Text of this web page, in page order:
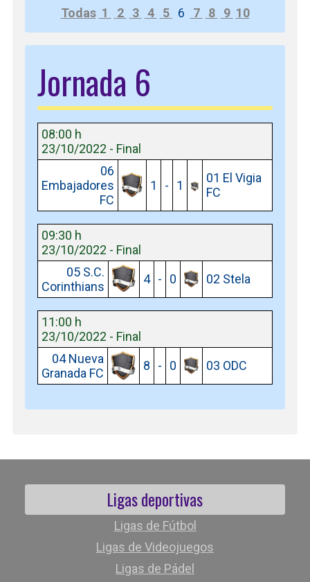
Todas 1 2 3 4 5 6 7 8 9 10
Jornada 6
08:00 h
23/10/2022 - Final
06
Embajadores
FC
1 - 1
01 El Vigia
FC
09:30 h
23/10/2022 - Final
05 S.C.
Corinthians
4 - 0 02 Stela
11:00 h
23/10/2022 - Final
04 Nueva
Granada FC
8 - 0 03 ODC
Ligas deportivas
Ligas de Fútbol
Ligas de Videojuegos
Ligas de Pádel